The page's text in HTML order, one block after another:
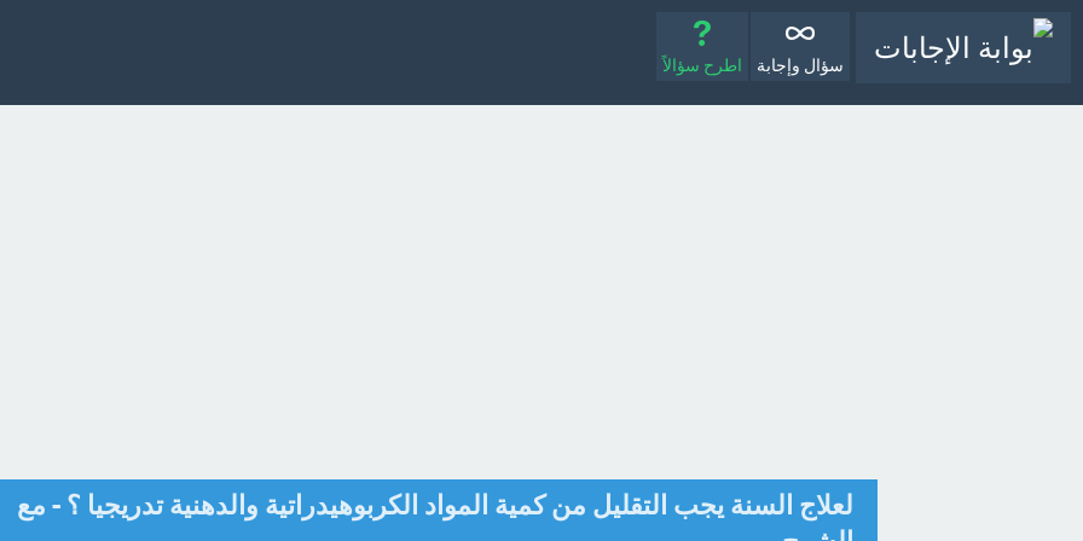
سؤال وإجابة اطرح سؤالاً
لعلاج السنة يجب التقليل من كمية المواد الكربوهيدراتية والدهنية تدريجيا ؟ - مع